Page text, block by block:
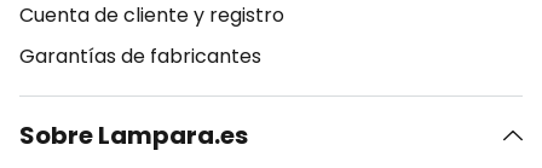
Cuenta de cliente y registro
Garantías de fabricantes
Sobre Lampara.es